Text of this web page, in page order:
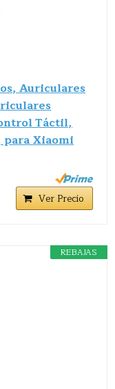
Auriculares
Táctil,
Xiaomi
Ver Precio
REBAJAS